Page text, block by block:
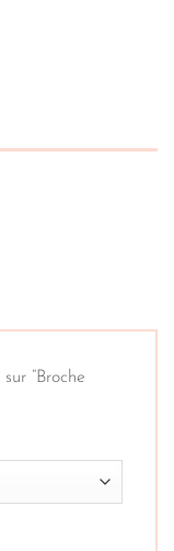
“Broche